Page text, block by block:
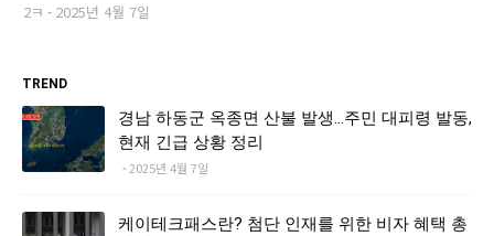
2ㅋ 2025년 4월 7일
TREND
경남 하동군 옥종면 산불 발생…주민 대피령 발동,
현재 긴급 상황 정리
2025년 4월 7일
케이테크패스란? 첨단 인재를 위한 비자 혜택 총